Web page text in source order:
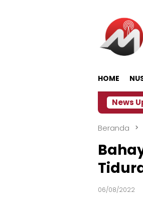
HOME
News
‎Soal Rencana Pinjaman
Beranda
06/08/2022